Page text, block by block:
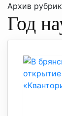
Архив
Год